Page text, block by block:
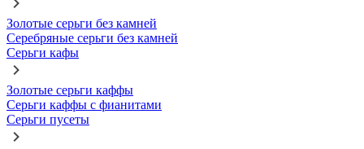
Золотые серьги без камней
Серебряные серьги без камней
Серьги кафы
Золотые серьги каффы
Серьги каффы с фианитами
Серьги пусеты